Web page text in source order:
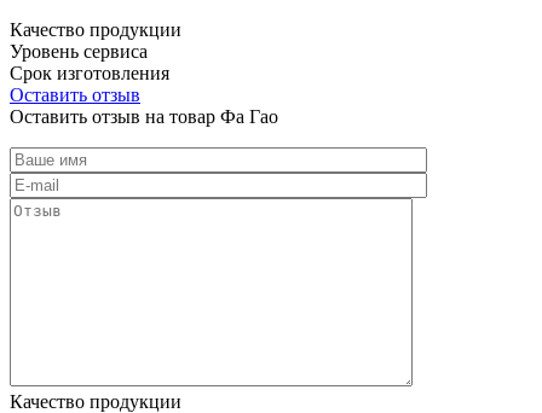
Качество продукции
Уровень сервиса
Срок изготовления
Оставить отзыв
Оставить отзыв на товар Фа Гао
Качество продукции